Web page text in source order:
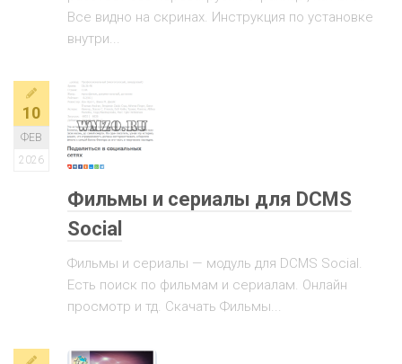
Все видно на скринах. Инструкция по установке
внутри...
10
ФЕВ
2026
Фильмы и сериалы для DCMS
Social
Фильмы и сериалы — модуль для DCMS Social.
Есть поиск по фильмам и сериалам. Онлайн
просмотр и тд. Скачать Фильмы...